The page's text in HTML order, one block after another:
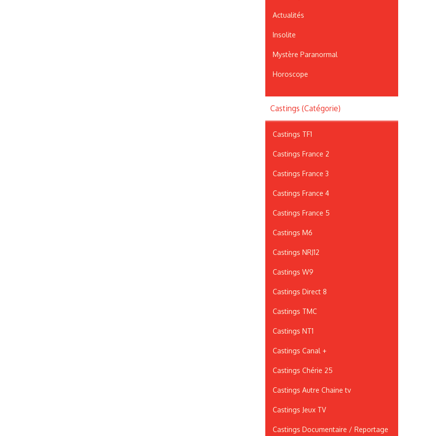
Actualités
Insolite
Mystère Paranormal
Horoscope
Castings (Catégorie)
Castings TF1
Castings France 2
Castings France 3
Castings France 4
Castings France 5
Castings M6
Castings NRJ12
Castings W9
Castings Direct 8
Castings TMC
Castings NT1
Castings Canal +
Castings Chérie 25
Castings Autre Chaine tv
Castings Jeux TV
Castings Documentaire / Reportage